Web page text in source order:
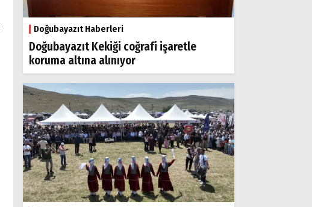
Doğubayazıt Haberleri
Doğubayazıt Kekiği coğrafi işaretle
koruma altına alınıyor